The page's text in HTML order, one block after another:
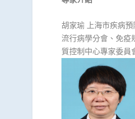
胡家瑜 上海市疾病
流行病學分會、免疫
質控制中心專家委員